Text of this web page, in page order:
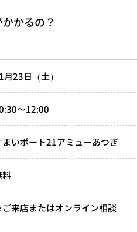
かるの？
月23日（土）
～12:00
まいポート21アミューあつぎ
料
来店またはオンライン相談